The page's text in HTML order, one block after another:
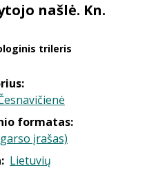
našlė. Kn.
trileris
formatas:
įrašas)
Lietuvių